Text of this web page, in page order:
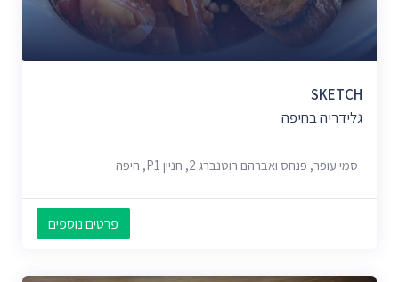
SKETCH
גלידריה בחיפה
סמי עופר, פנחס ואברהם רוטנברג 2, חניון P1, חיפה
פרטים נוספים